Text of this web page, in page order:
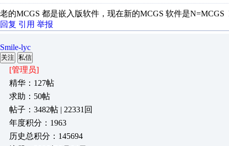
老的MCGS 都是嵌入版软件，现在新的MCGS 软件是
回复 引用 举报
Smile-lyc
关注 私信
[管理员]
精华：127帖
求助：50帖
帖子：3482帖 | 22331回
年度积分：1963
历史总积分：145694